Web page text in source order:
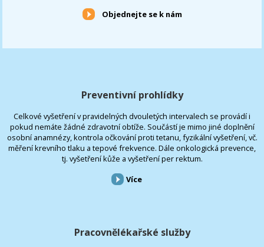
Objednejte se k nám
Preventivní prohlídky
Celkové vyšetření v pravidelných dvouletých intervalech se provádí i
pokud nemáte žádné zdravotní obtíže. Součástí je mimo jiné doplnění
osobní anamnézy, kontrola očkování proti tetanu, fyzikální vyšetření, vč.
měření krevního tlaku a tepové frekvence. Dále onkologická prevence,
tj. vyšetření kůže a vyšetření per rektum.
Více
Pracovnělékařské služby